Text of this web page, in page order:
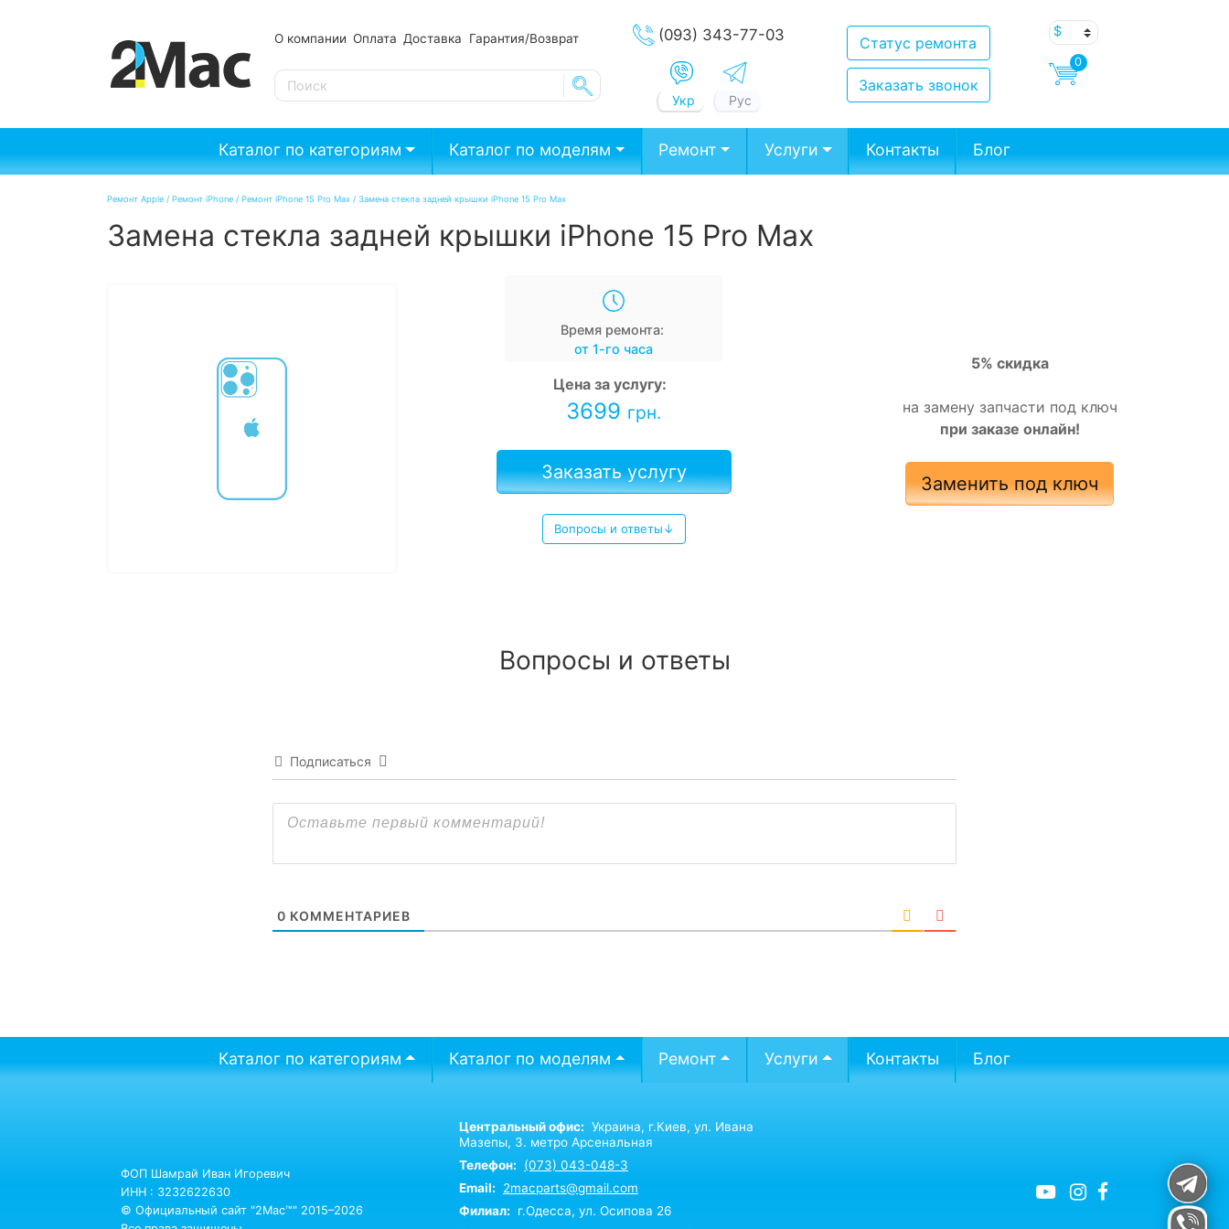
О компании Оплата Доставка Гарантия/Возврат
SE
(093) 343-77-03
Укр Рус
Статус ремонта
Заказать звонок
0
Каталог по категориям Каталог по моделям Ремонт Услуги Контакты Блог
Ремонт Apple / Ремонт iPhone / Ремонт iPhone 15 Pro Max / Замена стекла задней крышки iPhone 15 Pro Max
Замена стекла задней крышки iPhone 15 Pro Max
Время ремонта:
от 1-го часа
Цена за услугу:
3699 грн.
Заказать услугу
Вопросы и ответы↓
5% скидка
на замену запчасти под ключ
при заказе онлайн!
Заменить под ключ
Вопросы и ответы
Подписаться
0 КОММЕНТАРИЕВ
Каталог по категориям Каталог по моделям Ремонт Услуги Контакты Блог
ФОП Шамрай Иван Игоревич
ИНН : 3232622630
© Официальный сайт "2Mac™" 2015–2026
Центральный офис: Украина, г.Киев, ул. Ивана
Мазепы, 3. метро Арсенальная
Телефон:
(073) 043-048-3
Email:
2macparts@gmail.com
Филиал:
г.Одесса, ул. Осипова 26